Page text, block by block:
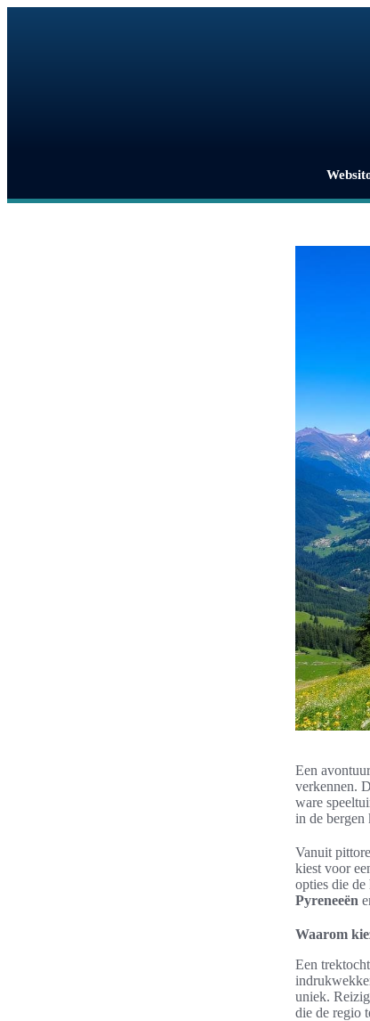
Een
verkennen.
ware
in de bergen
Vanuit
kiest voor
opties die
Pyreneeën
Waarom
Een
uniek.
die de regio